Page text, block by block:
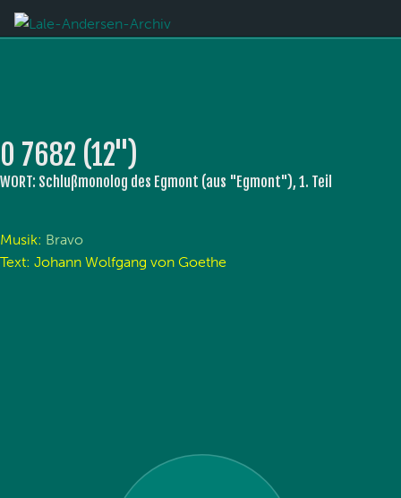
O 7682 (12'')
WORT: Schlußmonolog des Egmont (aus "Egmont"), 1. Teil
Musik: Bravo
Text: Johann Wolfgang von Goethe